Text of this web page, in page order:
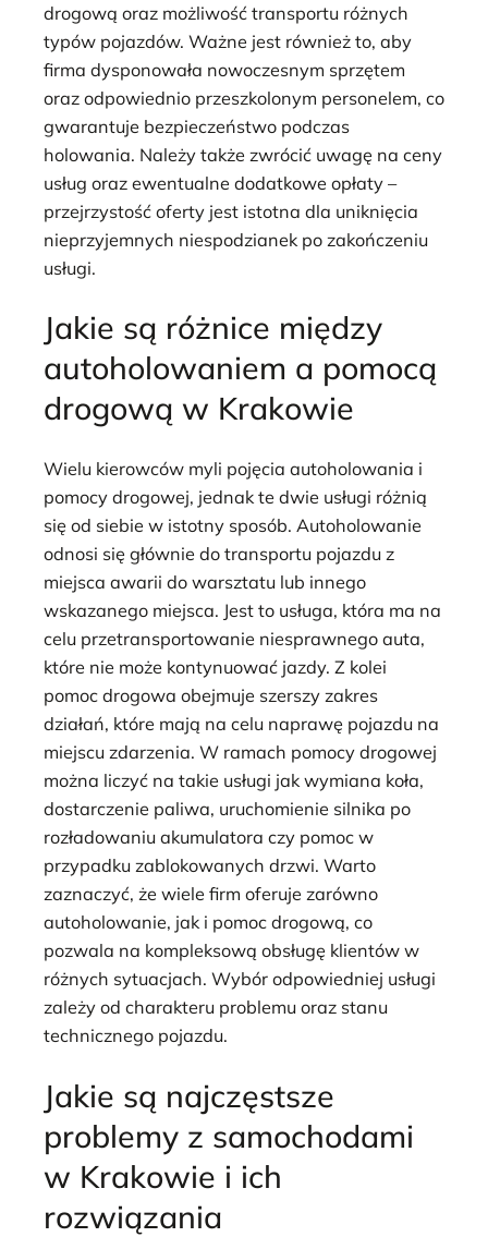
drogową oraz możliwość transportu różnych
typów pojazdów. Ważne jest również to, aby
firma dysponowała nowoczesnym sprzętem
oraz odpowiednio przeszkolonym personelem, co
gwarantuje bezpieczeństwo podczas
holowania. Należy także zwrócić uwagę na ceny
usług oraz ewentualne dodatkowe opłaty –
przejrzystość oferty jest istotna dla uniknięcia
nieprzyjemnych niespodzianek po zakończeniu
usługi.
Jakie są różnice między
autoholowaniem a pomocą
drogową w Krakowie
Wielu kierowców myli pojęcia autoholowania i
pomocy drogowej, jednak te dwie usługi różnią
się od siebie w istotny sposób. Autoholowanie
odnosi się głównie do transportu pojazdu z
miejsca awarii do warsztatu lub innego
wskazanego miejsca. Jest to usługa, która ma na
celu przetransportowanie niesprawnego auta,
które nie może kontynuować jazdy. Z kolei
pomoc drogowa obejmuje szerszy zakres
działań, które mają na celu naprawę pojazdu na
miejscu zdarzenia. W ramach pomocy drogowej
można liczyć na takie usługi jak wymiana koła,
dostarczenie paliwa, uruchomienie silnika po
rozładowaniu akumulatora czy pomoc w
przypadku zablokowanych drzwi. Warto
zaznaczyć, że wiele firm oferuje zarówno
autoholowanie, jak i pomoc drogową, co
pozwala na kompleksową obsługę klientów w
różnych sytuacjach. Wybór odpowiedniej usługi
zależy od charakteru problemu oraz stanu
technicznego pojazdu.
Jakie są najczęstsze
problemy z samochodami
w Krakowie i ich
rozwiązania